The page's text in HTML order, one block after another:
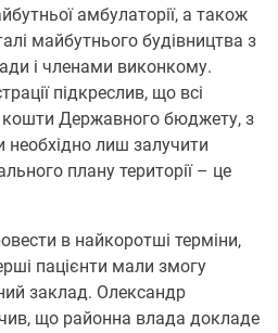
амбулаторії, а також
майбутнього будівництва з
і членами виконкому.
підкреслив, що всі
кошти Державного бюджету, з
необхідно лиш залучити
плану території – це
в найкоротші терміни,
пацієнти мали змогу
заклад. Олександр
що районна влада докладе